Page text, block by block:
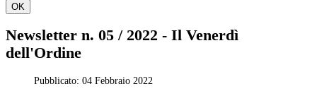
OK
Newsletter n. 05 / 2022 - Il Venerdì
dell'Ordine
Pubblicato: 04 Febbraio 2022